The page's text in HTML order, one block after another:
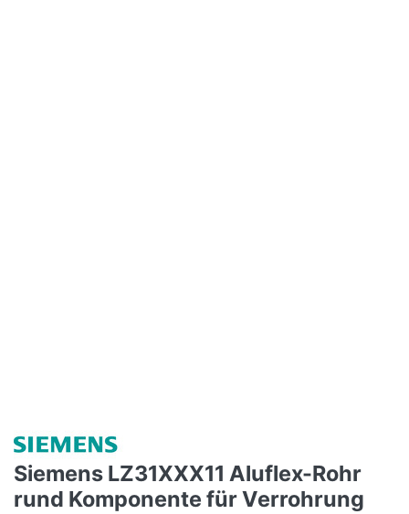
Siemens LZ31XXX11 Aluflex-Rohr
rund Komponente für Verrohrung